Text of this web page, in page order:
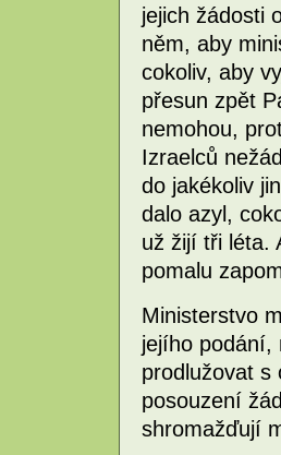
jejich žádosti
něm, aby
cokoliv, aby
přesun zpět
nemohou,
Izraelců
do jakékoliv
dalo azyl,
už žijí tři léta.
pomalu
Ministerstvo
jejího podání,
prodlužovat s
posouzení
shromažďují